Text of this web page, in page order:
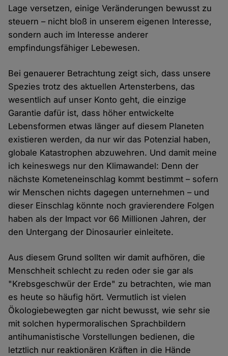
Lage versetzen, einige Veränderungen bewusst zu
steuern – nicht bloß in unserem eigenen Interesse,
sondern auch im Interesse anderer
empfindungsfähiger Lebewesen.
Bei genauerer Betrachtung zeigt sich, dass unsere
Spezies trotz des aktuellen Artensterbens, das
wesentlich auf unser Konto geht, die einzige
Garantie dafür ist, dass höher entwickelte
Lebensformen etwas länger auf diesem Planeten
existieren werden, da nur wir das Potenzial haben,
globale Katastrophen abzuwehren. Und damit meine
ich keineswegs nur den Klimawandel: Denn der
nächste Kometeneinschlag kommt bestimmt – sofern
wir Menschen nichts dagegen unternehmen – und
dieser Einschlag könnte noch gravierendere Folgen
haben als der Impact vor 66 Millionen Jahren, der
den Untergang der Dinosaurier einleitete.
Aus diesem Grund sollten wir damit aufhören, die
Menschheit schlecht zu reden oder sie gar als
"Krebsgeschwür der Erde" zu betrachten, wie man
es heute so häufig hört. Vermutlich ist vielen
Ökologiebewegten gar nicht bewusst, wie sehr sie
mit solchen hypermoralischen Sprachbildern
antihumanistische Vorstellungen bedienen, die
letztlich nur reaktionären Kräften in die Hände